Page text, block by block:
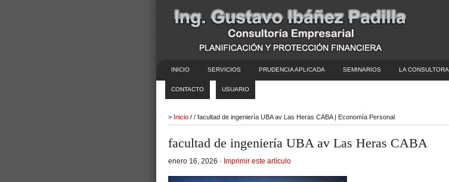
INICIO SERVICIOS PRUDENCIA APLICADA SEMINARIOS LA CONSULTORA
CONTACTO USUARIO
> Inicio / / facultad de ingeniería UBA av Las Heras CABA | Economía Personal
facultad de ingeniería UBA av Las Heras CABA
enero 16, 2026 · Imprimir este artículo